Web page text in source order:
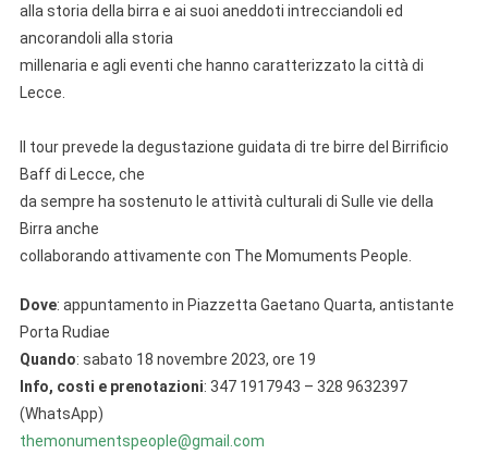
alla storia della birra e ai suoi aneddoti intrecciandoli ed
ancorandoli alla storia
millenaria e agli eventi che hanno caratterizzato la città di
Lecce.
Il tour prevede la degustazione guidata di tre birre del Birrificio
Baff di Lecce, che
da sempre ha sostenuto le attività culturali di Sulle vie della
Birra anche
collaborando attivamente con The Momuments People.
Dove: appuntamento in Piazzetta Gaetano Quarta, antistante
Porta Rudiae
Quando: sabato 18 novembre 2023, ore 19
Info, costi e prenotazioni: 347 1917943 – 328 9632397
(WhatsApp)
themonumentspeople@gmail.com